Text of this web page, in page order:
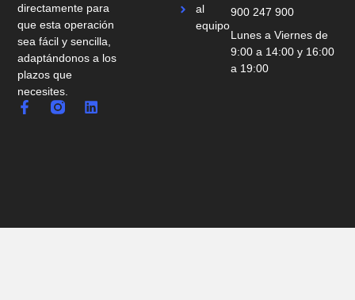
directamente para
que esta operación
sea fácil y sencilla,
adaptándonos a los
plazos que
necesites.
al
equipo
900 247 900
Lunes a Viernes de
9:00 a 14:00 y 16:00
a 19:00